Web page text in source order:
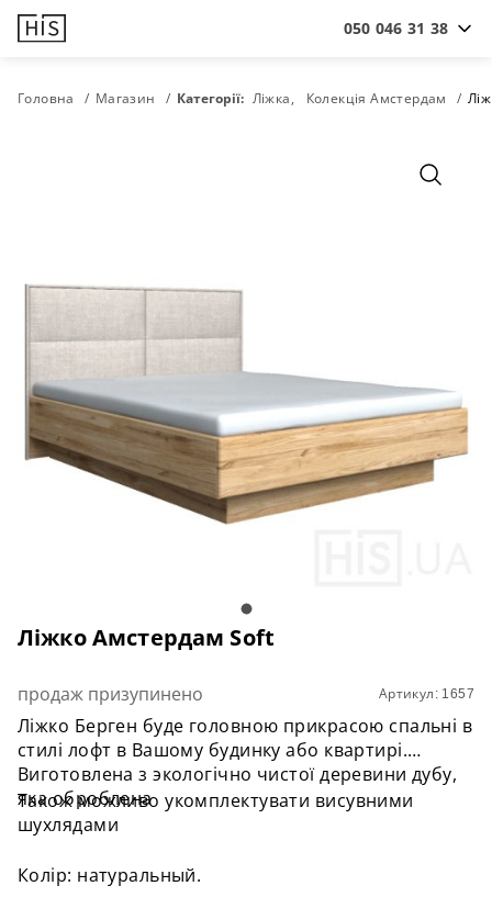
050 046 31 38
Головна Магазин Категорії: Ліжка Колекція Амстердам
Ліжко Амстердам Soft
Артикул: 1657
продаж призупинено
Ліжко Берген буде головною прикрасою спальні в
стилі лофт в Вашому будинку або квартирі.
Виготовлена з экологічно чистої деревини дубу,
яка оброблена
Також можливо укомплектувати висувними
шухлядами
Колір: натуральный.